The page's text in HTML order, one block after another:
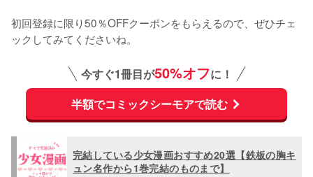
初回登録に限り50％OFFクーポンをもらえるので、ぜひチェ
ックしてみてくださいね。
今すぐ1冊目が50%オフに！
半額でコミックシーモアで読む
完結している少女漫画おすすめ20選【鉄板の胸キ
ュン名作から1巻完結のものまで】